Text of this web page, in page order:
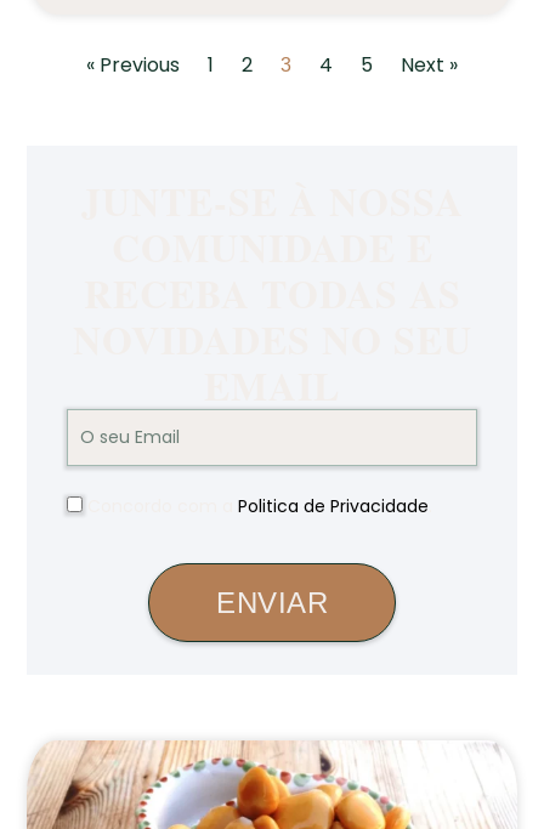
« Previous 1 2 3 4 5 Next »
Politica de Privacidade
ENVIAR